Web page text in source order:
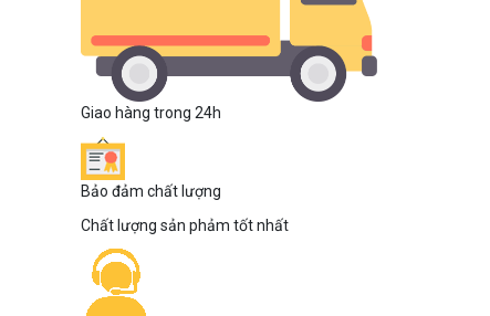
Giao hàng trong 24h
Bảo đảm chất lượng
Chất lượng sản phảm tốt nhất